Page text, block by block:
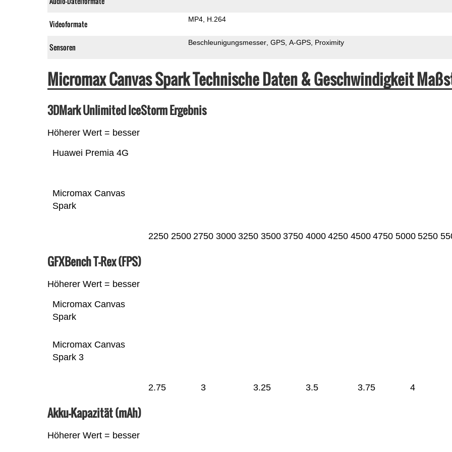
Videoformate MP4 H.264
Sensoren Beschleunigungsmesser GPS A-GPS Proximity
Micromax Canvas Spark Technische Daten & Geschwindigkeit
3DMark Unlimited IceStorm Ergebnis
Höherer Wert = besser
Micromax Canvas
Spark
Huawei Premia 4G
2250 2500 2750 3000 3250 3500 3750 4000 4250 4500 4750 5000 5250
GFXBench T-Rex (FPS)
Höherer Wert = besser
Micromax Canvas
Spark 3
Micromax Canvas
Spark
2.75 3 3.25 3.5 3.75 4
Akku-Kapazität (mAh)
Höherer Wert = besser